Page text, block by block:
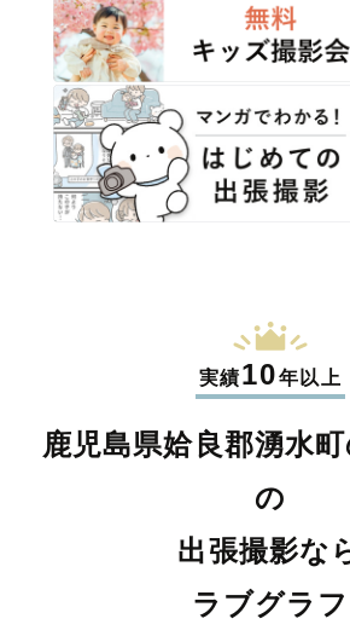
実績10年以上
鹿児島県姶良郡湧水
の
出張撮影な
ラブグラフ